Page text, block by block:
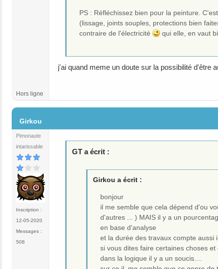
PS : Réfléchissez bien pour la peinture.
(lissage, joints souples, protections bien
contraire de l'électricité
qui elle, en vaut
j'ai quand meme un doute sur la possibilité d'être
Hors ligne
Girkou
Pimonaute
intarissable
Inscription :
12-05-2020
Messages :
508
GT a écrit :
Girkou a écrit :
bonjour
il me semble que cela dépend d'ou
d'autres ... ) MAIS il y a un
en base d'analyse
et la durée des travaux compte
si vous dites faire certaines choses
dans la logique il y a un soucis....